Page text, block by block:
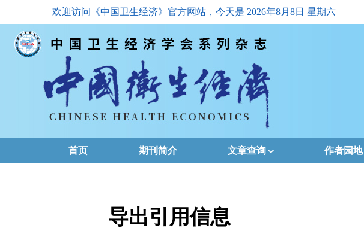
欢迎访问《中国卫生经济》官方网站，今天是 2026年8月8日 星期六
首页 期刊简介 文章查询 作者园地
导出引用信息